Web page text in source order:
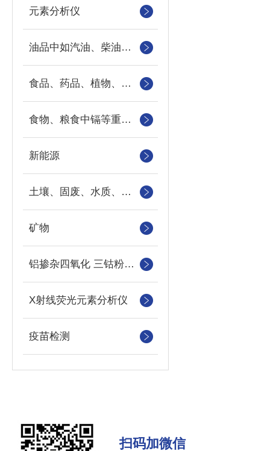
元素分析仪
油品中如汽油、柴油等样品中的硫、氯、硅、磷的快速分析
食品、药品、植物、地下水、地表水以及工业污水中重金属
食物、粮食中镉等重金属元素
新能源
土壤、固废、水质、农作物
矿物
铝掺杂四氧化 三钴粉末中钴、铝元素的检测
X射线荧光元素分析仪
疫苗检测
扫码加微信